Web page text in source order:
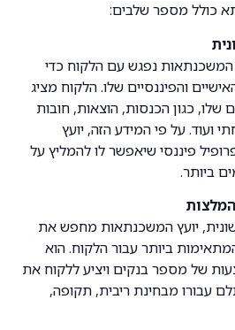
כולל מספר שלבים:
המשכנתאות נפגש עם הלקוח כדי
והפיננסיים שלו. הלקוח מציג
שלו, כגון הכנסות, הוצאות, חובות
ועוד. על פי המידע הזה, יועץ
פיננסי שיאפשר לו להמליץ על
ביותר.
יועץ המשכנתאות מחפש את
ביותר עבור הלקוח. הוא
של מספר בנקים ויציע ללקוח את
עבורו מבחינת ריבית, תקופה,